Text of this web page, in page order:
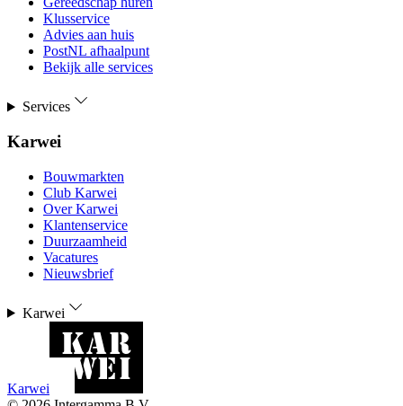
Klusservice
Advies aan huis
PostNL afhaalpunt
Bekijk alle services
Services
Karwei
Bouwmarkten
Club Karwei
Over Karwei
Klantenservice
Duurzaamheid
Vacatures
Nieuwsbrief
Karwei
Karwei